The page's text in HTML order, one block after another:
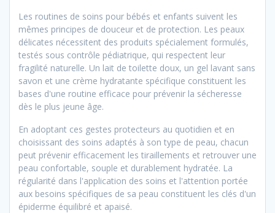
Les routines de soins pour bébés et enfants suivent les
mêmes principes de douceur et de protection. Les peaux
délicates nécessitent des produits spécialement formulés,
testés sous contrôle pédiatrique, qui respectent leur
fragilité naturelle. Un lait de toilette doux, un gel lavant sans
savon et une crème hydratante spécifique constituent les
bases d'une routine efficace pour prévenir la sécheresse
dès le plus jeune âge.
En adoptant ces gestes protecteurs au quotidien et en
choisissant des soins adaptés à son type de peau, chacun
peut prévenir efficacement les tiraillements et retrouver une
peau confortable, souple et durablement hydratée. La
régularité dans l'application des soins et l'attention portée
aux besoins spécifiques de sa peau constituent les clés d'un
épiderme équilibré et apaisé.